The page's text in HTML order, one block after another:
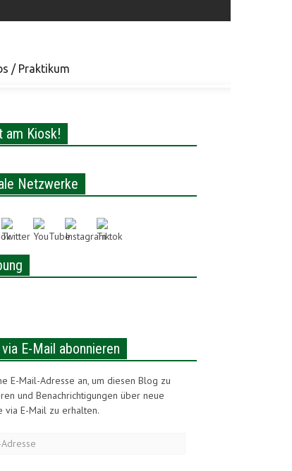
/ Praktikum
am Kiosk!
Netzwerke
E-Mail abonnieren
E-Mail-Adresse an, um diesen Blog zu
und Benachrichtigungen über neue
via E-Mail zu erhalten.